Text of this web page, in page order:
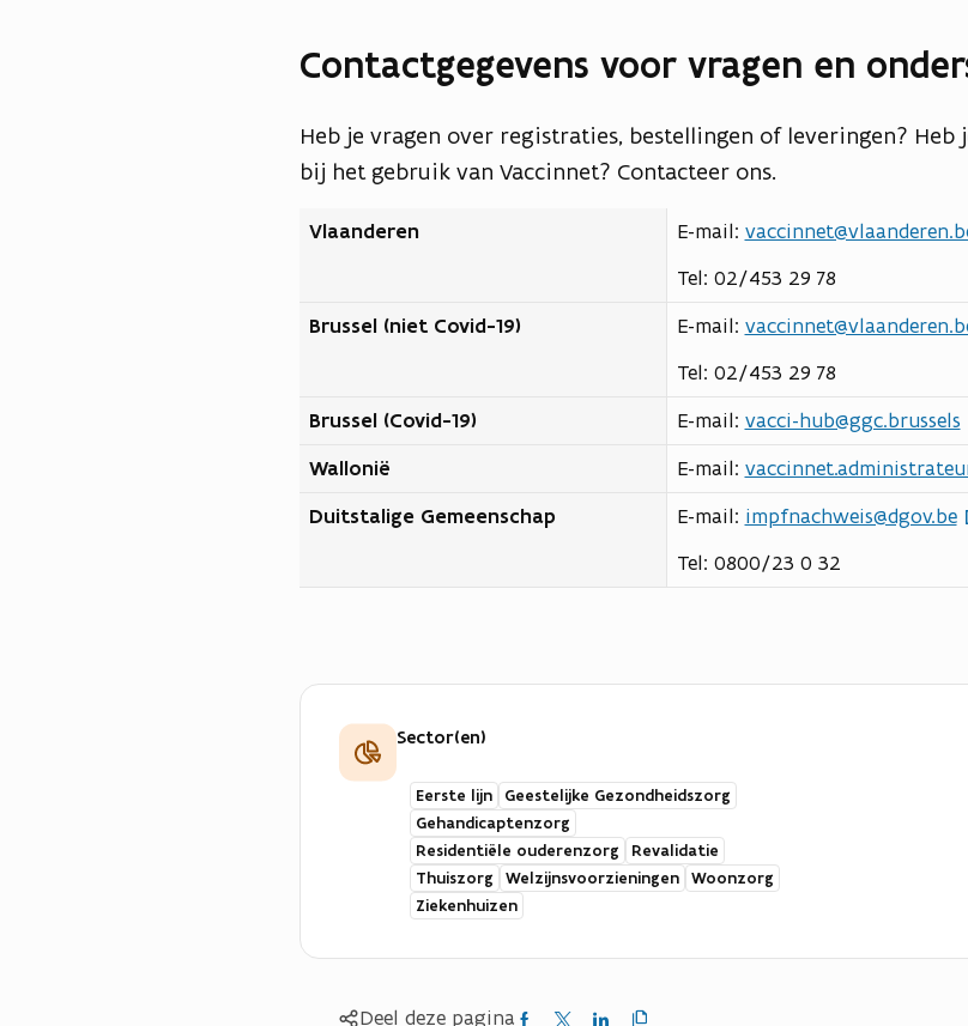
Contactgegevens voor vragen en
Heb je vragen over registraties, bestellingen of leveringen? Heb
bij het gebruik van Vaccinnet? Contacteer ons.
Vlaanderen E-mail:
Tel: 02/453 29 78
Brussel (niet Covid-19)
E-mail:
Tel: 02/453 29 78
Brussel (Covid-19)
E-mail: vacci-hub@ggc.brussels
Wallonië
E-mail:
Duitstalige Gemeenschap
E-mail: impfnachweis@dgov.be
Tel: 0800/23 0 32
Sector(en)
Eerste lijn
Geestelijke Gezondheidszorg
Gehandicaptenzorg
Residentiële ouderenzorg
Revalidatie
Thuiszorg
Welzijnsvoorzieningen
Woonzorg
Ziekenhuizen
Deel deze paginaDelenDelenDelen Kopieer